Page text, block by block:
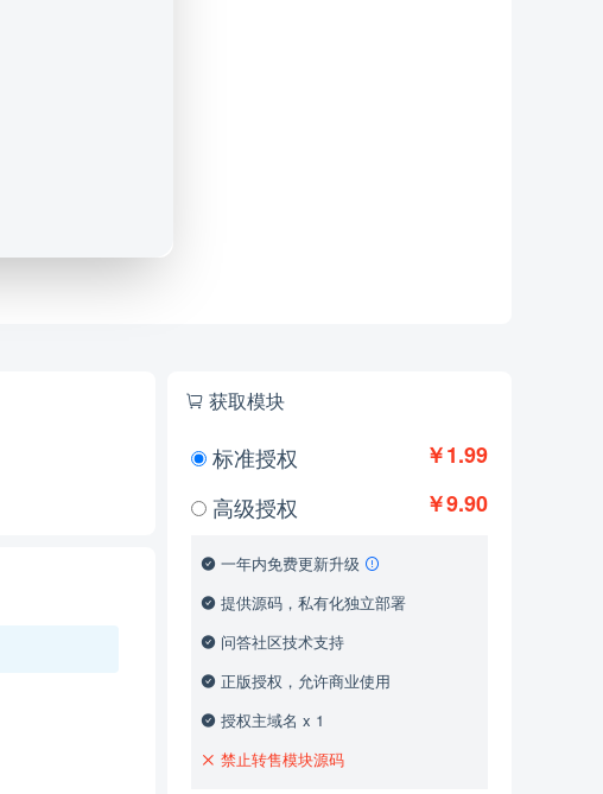
获取模块
￥1.99
标准授权
￥9.90
高级授权
一年内免费更新升级
提供源码，私有化独立部署
问答社区技术支持
正版授权，允许商业使用
授权主域名 x 1
禁止转售模块源码